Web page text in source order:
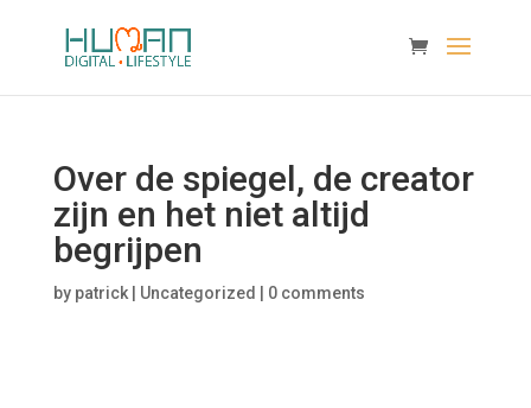
Over de spiegel, de creator
zijn en het niet altijd
begrijpen
by patrick| Uncategorized 0 comments